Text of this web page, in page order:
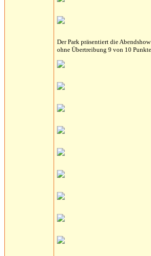
Der Park präsentiert die
ohne Übertreibung 9 von 10